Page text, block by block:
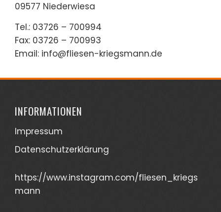
09577 Niederwiesa
Tel.: 03726 – 700994
Fax: 03726 – 700993
Email: info@fliesen-kriegsmann.de
INFORMATIONEN
Impressum
Datenschutzerklärung
https://www.instagram.com/fliesen_kriegs
mann